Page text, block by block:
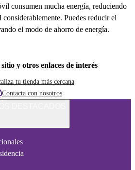
consumen mucha energía, reduciendo
Puedes reducir el
el modo de ahorro de energía.
y otros enlaces de interés
tu tienda más cercana
Contacta con nosotros